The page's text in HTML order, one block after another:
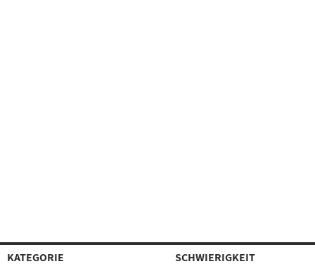
KATEGORIE
SCHWIERIGKEIT